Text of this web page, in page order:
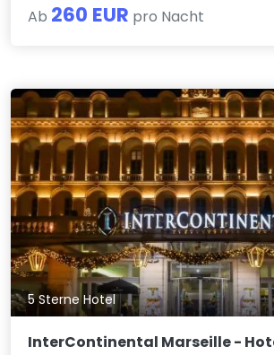
Ab 260 EUR pro Nacht
5 Sterne Hotel
InterContinental Marseille -